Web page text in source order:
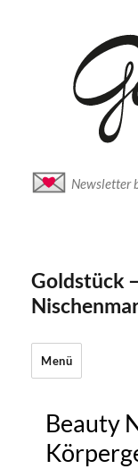
Newsletter
Goldstück
Menü
Beauty